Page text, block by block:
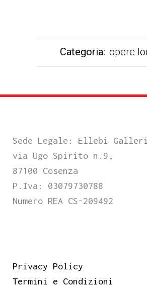
Categoria: opere
Sede Legale: Ellebi
via Ugo Spirito n.9,
87100 Cosenza
P.Iva: 03079730788
Numero REA CS-209492
Privacy Policy
Termini e Condizioni